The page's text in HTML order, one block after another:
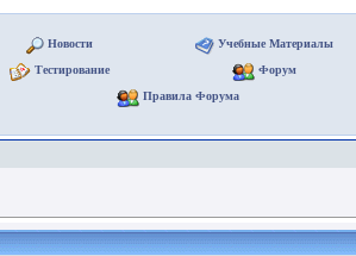
Новости
Учебные Материалы
Тестирование
Форум
Правила Форума